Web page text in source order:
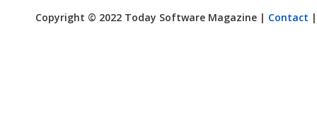
Copyright © 2022 Today Software Magazine | Contact